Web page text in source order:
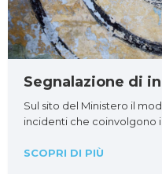
Segnalazione di
Sul sito del Ministero il
incidenti che coinvolgono
SCOPRI DI PIÙ